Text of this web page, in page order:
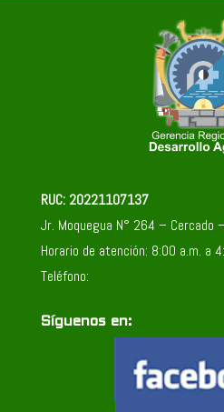
RUC: 20221107137
Jr. Moquegua N° 264 – Cercado
Horario de atención: 8:00 a.m. a
Teléfono:
Síguenos en: